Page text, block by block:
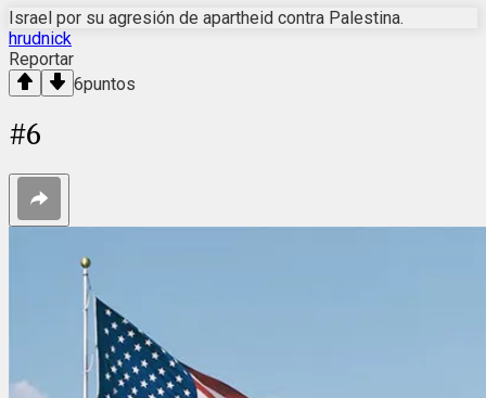
Israel por su agresión de apartheid contra Palestina.
hrudnick
Reportar
6puntos
#6